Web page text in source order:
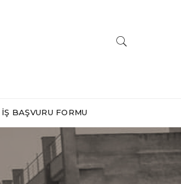
İŞ BAŞVURU FORMU